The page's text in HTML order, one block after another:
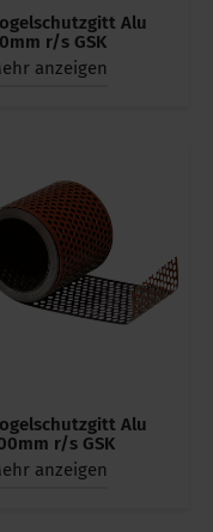
Alu
r/s GSK
anzeigen
Alu
r/s GSK
anzeigen